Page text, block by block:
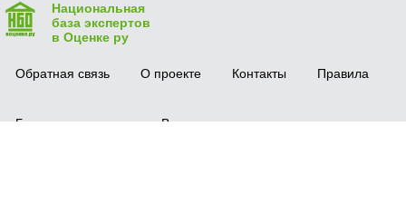
Национальная
база экспертов
в Оценке ру
Обратная связь О проекте Контакты Правила
Безопасная сделка Вопрос-ответ